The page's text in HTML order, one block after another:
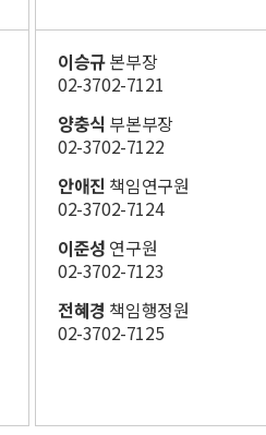
이승규본부장
02-3702-7121​
양충식 부본부장
02-3702-7122​
안애진 책임연구원
02-3702-7124​
이준성 연구원
02-3702-7123
전혜경 ​ 책임행정원
02-3702-7125​